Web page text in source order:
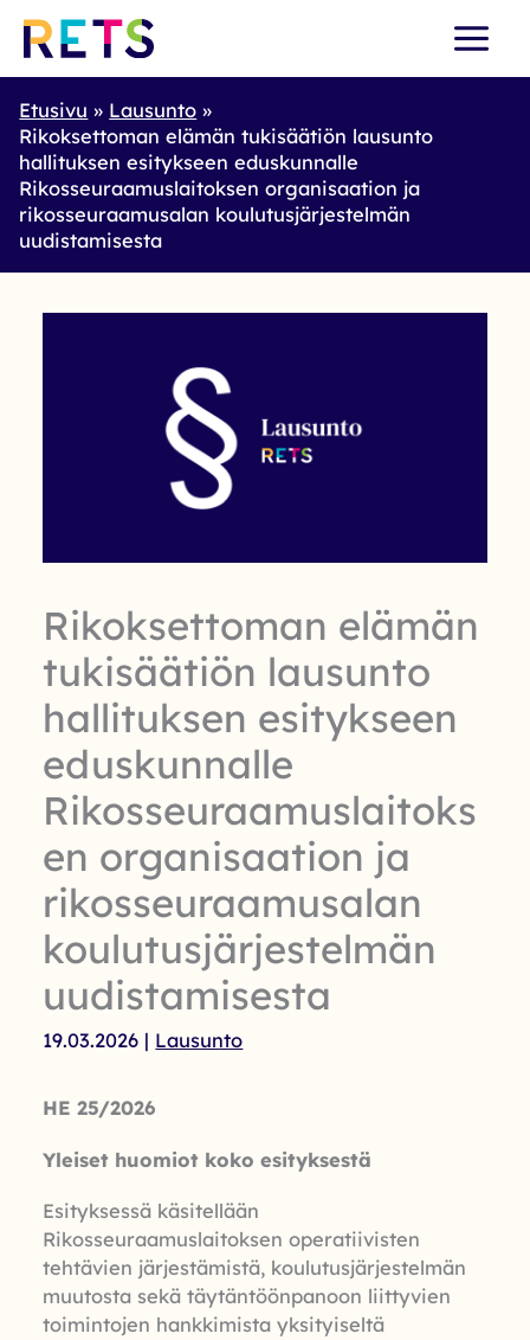
Skip
Etusivu
Lausunto
Rikoksettoman elämän tukisäätiön lausunto
hallituksen esitykseen eduskunnalle
Rikosseuraamuslaitoksen organisaation ja
rikosseuraamusalan koulutusjärjestelmän
uudistamisesta
Rikoksettoman elämän
tukisäätiön lausunto
hallituksen esitykseen
eduskunnalle
Rikosseuraamuslaitoks
en organisaation ja
rikosseuraamusalan
koulutusjärjestelmän
uudistamisesta
19.03.2026 | Lausunto
HE 25/2026
Yleiset huomiot koko esityksestä
Esityksessä käsitellään
Rikosseuraamuslaitoksen operatiivisten
tehtävien järjestämistä, koulutusjärjestelmän
muutosta sekä täytäntöönpanoon liittyvien
toimintojen hankkimista yksityiseltä